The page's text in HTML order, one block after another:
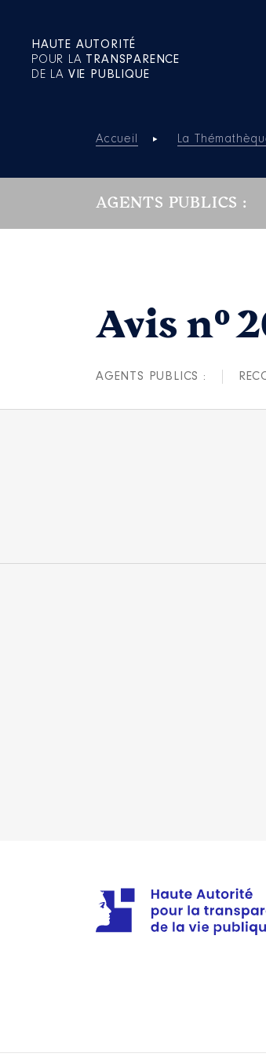
HAUTE AUTORITÉ
POUR LA TRANSPARENCE
DE LA VIE PUBLIQUE
Accueil La
AGENTS PUBLICS :
Avis n°
AGENTS PUBLICS :